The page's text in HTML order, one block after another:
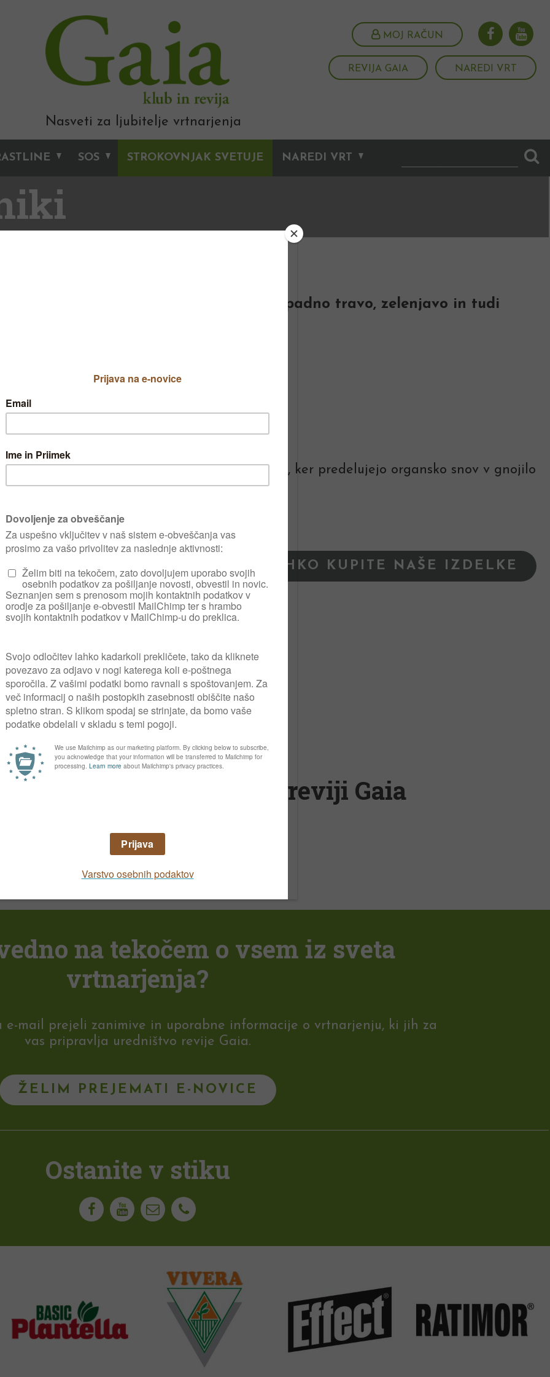
MOJ RAČUN
REVIJA GAIA NAREDI VRT
Nasveti za ljubitelje vrtnarjenja
SOS STROKOVNJAK SVETUJE NAREDI VRT
črvi ki predelujejo vsebino (odpadno travo, zelenjavo in tudi
"predelovalci". Več na sliki.
ko so deževniki zelo koristni.
Lahko so rdeči, rjavi do črni. Vsi so koristni, ker predelujejo organsko snov v gnojilo
KJE LAHKO KUPITE NAŠE IZDELKE
Za komentiranje se prijavite
PRIJAVA
vsebin poiščite v reviji Gaia
NAROČILO REVIJE
na tekočem o vsem iz sveta
vrtnarjenja?
e-mail prejeli zanimive in uporabne informacije o vrtnarjenju, ki jih za
vas pripravlja uredništvo revije Gaia.
ŽELIM PREJEMATI E-NOVICE
Ostanite v stiku